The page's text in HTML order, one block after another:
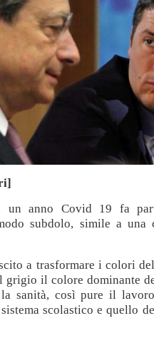
anno Covid 19 fa
subdolo, simile a una
a trasformare i colori
grigio il colore dominante
sanità, così pure il
scolastico e quello